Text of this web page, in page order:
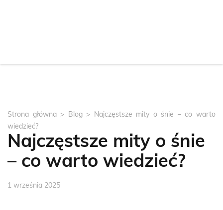
Strona główna> Blog> Najczęstsze mity o śnie – co warto
wiedzieć?
Najczęstsze mity o śnie
– co warto wiedzieć?
1 września 2025